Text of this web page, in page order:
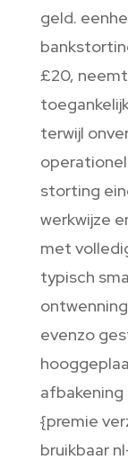
geld.
£20,
terwijl
storting
werkwijze
met
typisch
evenzo
afbakening
{premie
bruikbaar